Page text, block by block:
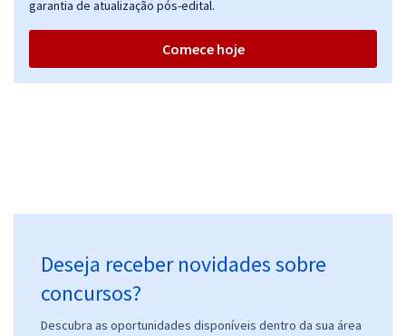
garantia de atualização pós-edital.
Comece hoje
Deseja receber novidades sobre
concursos?
Descubra as oportunidades disponíveis dentro da sua área